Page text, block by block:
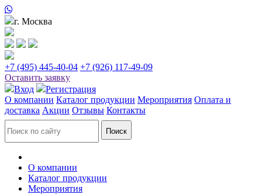
г. Москва
+7 (495) 445-40-04 +7 (926) 117-49-09
Оставить заявку
Вход
Регистрация
О компании Каталог продукции Мероприятия Оплата и
доставка Акции Отзывы Контакты
О компании
Каталог продукции
Мероприятия